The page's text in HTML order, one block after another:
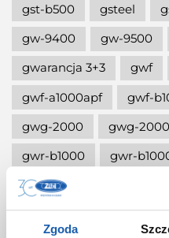
Zgoda
gst-b500
gsteel
gw-9400
gw-9500
gwarancja 3+3
gwf
gwf-a1000apf
gwf-
gwg-2000
gwg-
gwr-b1000
gwr-
hidden talents
ignite red